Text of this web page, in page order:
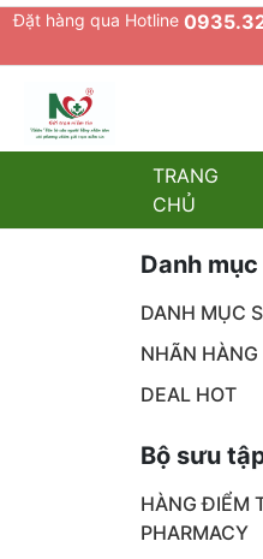
Đặt hàng qua Hotline
TRANG
CHỦ
Danh
DANH MỤC
NHÃN
DEAL HOT
Bộ sưu
HÀNG ĐIỂM
PHARMACY